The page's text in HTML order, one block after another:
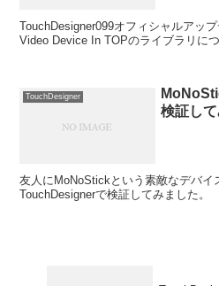
TouchDesigner099オフィシャルアッ
Video Device In TOPのライブラリにつ
TouchDesigner
検証して
友人にMoNoStickという素敵なデバイ
TouchDesignerで検証してみました。